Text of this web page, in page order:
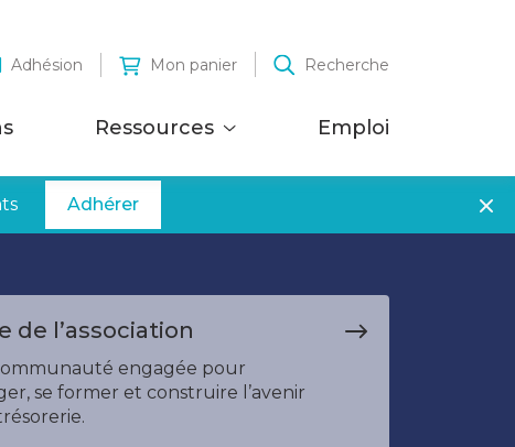
Adhésion Mon panier Recherche
Ressources Emploi
Adhérer
de l’association
engagée pour
se former et construire l’avenir